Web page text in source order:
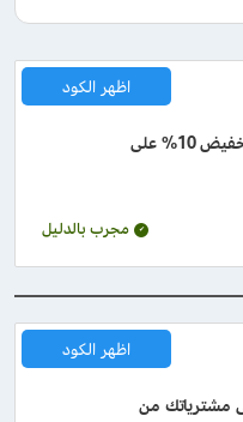
كود خصم يوباي للعملاء الجدد بنسبة تخفيض 10% على
اظهر الكود
مجرب بالدليل
يصل إلى 62٪ على مشترياتك من
اظهر الكود